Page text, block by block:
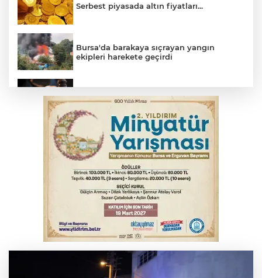
Serbest piyasada altın fiyatları...
Bursa'da barakaya sıçrayan yangın
ekipleri harekete geçirdi
Yargıtay’dan primle çalışanlara müjde
TOFAŞ Basketbol'da sağlık kontrolleri
başladı
Bursa’da bugün hava nasıl olacak?
Osmangazi’de iş arayanlara destek